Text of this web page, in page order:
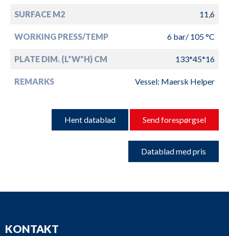
SURFACE M2 11,6
WORKING PRESS/TEMP 6 bar/ 105 °C
PLATE DIM. (L*W*H) CM 133*45*16
REMARKS Vessel: Maersk Helper
Hent datablad Send forespørgsel
Datablad med pris
KONTAKT